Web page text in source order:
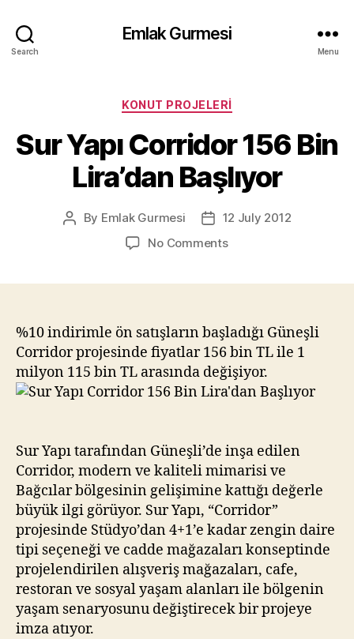
Search
Emlak Gurmesi
Menu
Categories
KONUT PROJELERI
Sur Yapı Corridor 156 Bin
Lira’dan Başlıyor
Post
By Emlak Gurmesi
Post12 July 2012
No Commentson
Bin
Lira’dan
Başlıyor
%10 indirimle ön satışların başladığı Güneşli
Corridor projesinde fiyatlar 156 bin TL ile 1
milyon 115 bin TL arasında değişiyor.
Sur Yapı tarafından Güneşli’de inşa edilen
Corridor, modern ve kaliteli mimarisi ve
Bağcılar bölgesinin gelişimine kattığı değerle
büyük ilgi görüyor. Sur Yapı, “Corridor”
projesinde Stüdyo’dan 4+1’e kadar zengin daire
tipi seçeneği ve cadde mağazaları konseptinde
projelendirilen alışveriş mağazaları, cafe,
restoran ve sosyal yaşam alanları ile bölgenin
yaşam senaryosunu değiştirecek bir projeye
imza atıyor.